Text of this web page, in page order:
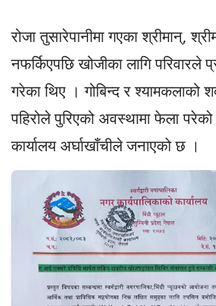
रोजा तुसारेपानीमा गएका श्रीमान्,
नफर्किएपछि खोजीका लागि परिवारले
गरेका थिए । गोबिन्द र श्यामकलाको
पहिरोले पुरिएको अवस्थामा फेला परेको
कार्यालय अर्घाखाँचीले जनाएको छ ।